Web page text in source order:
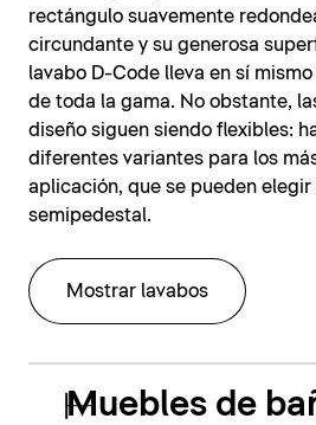
rectángulo suavemente
circundante y su generosa
lavabo D-Code lleva en sí
de toda la gama. No obstante,
diseño siguen siendo flexibles:
diferentes variantes para los
aplicación, que se pueden
semipedestal.
Mostrar lavabos
Muebles de